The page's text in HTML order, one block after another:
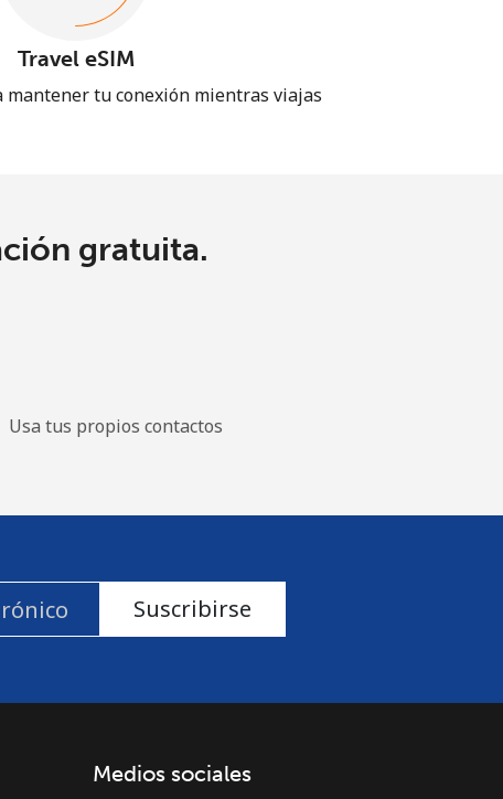
Travel eSIM
mantener tu conexión mientras viajas
gratuita.
Usa tus propios contactos
Suscribirse
Medios sociales